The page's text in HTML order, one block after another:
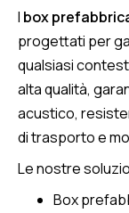
I box
progettati per
qualsiasi
alta qualità,
acustico,
di trasporto e
Le nostre
Box